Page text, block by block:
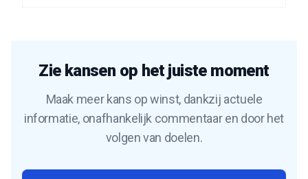
Zie kansen op het juiste moment
Maak meer kans op winst, dankzij actuele
informatie, onafhankelijk commentaar en door het
volgen van doelen.